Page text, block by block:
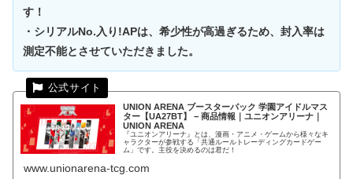
す！
・シリアルNo.入り!APは、希少性が高過ぎるため、封入率は
測定不能とさせていただきました。
UNION ARENA ブースターパック 学園アイドルマス
ター【UA27BT】 − 商品情報｜ユニオンアリーナ｜
UNION ARENA
『ユニオンアリーナ』とは、漫画・アニメ・ゲームから様々なキ
ャラクターが参戦する「共通ルールトレーディングカードゲー
ム」です。主役を決めるのは君だ！
www.unionarena-tcg.com